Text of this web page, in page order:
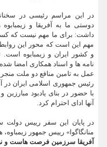
در این مراسم رئیسی در
دوستی ما به آفریقا و
داشت: برای ما مهم نیست که کسی
مهم این است که محور این
و کشور ایران و زیمبابوه است.
نامه ها و اسناد همکاری امضا
عمل به تامین منافع دو ملت
رئیس جمهوری اسلامی ایران در
با حضور در بنای یادبود مبارزین
آنها ادای احترام کرد.
در پایان این سفر رییس دولت
منانگاگوا» رییس جمهور
آفریقا سرزمین فرصت هاست و